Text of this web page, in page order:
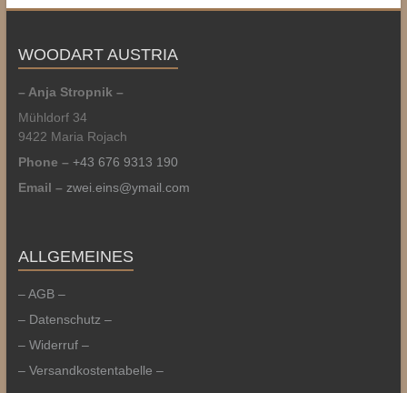
WOODART AUSTRIA
– Anja Stropnik –
Mühldorf 34
9422 Maria Rojach
Phone – +43 676 9313 190
Email – zwei.eins@ymail.com
ALLGEMEINES
– AGB –
– Datenschutz –
– Widerruf –
– Versandkostentabelle –